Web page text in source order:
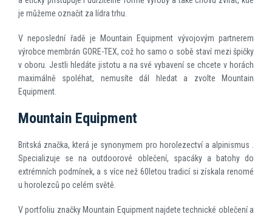
je můžeme označit za lídra trhu.
V neposlední řadě je Mountain Equipment vývojovým partnerem
výrobce membrán GORE-TEX, což ho samo o sobě staví mezi špičky
v oboru. Jestli hledáte jistotu a na své vybavení se chcete v horách
maximálně spoléhat, nemusíte dál hledat a zvolte Mountain
Equipment.
Mountain Equipment
Britská značka, která je synonymem pro horolezectví a alpinismus .
Specializuje se na outdoorové oblečení, spacáky a batohy do
extrémních podmínek, a s více než 60letou tradicí si získala renomé
u horolezců po celém světě.
V portfoliu značky Mountain Equipment najdete technické oblečení a